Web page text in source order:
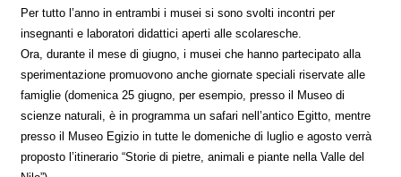
Per tutto l’anno in entrambi i musei si sono svolti incontri per
insegnanti e laboratori didattici aperti alle scolaresche.
Ora, durante il mese di giugno, i musei che hanno partecipato alla
sperimentazione promuovono anche giornate speciali riservate alle
famiglie (domenica 25 giugno, per esempio, presso il Museo di
scienze naturali, è in programma un safari nell’antico Egitto, mentre
presso il Museo Egizio in tutte le domeniche di luglio e agosto verrà
proposto l’itinerario “Storie di pietre, animali e piante nella Valle del